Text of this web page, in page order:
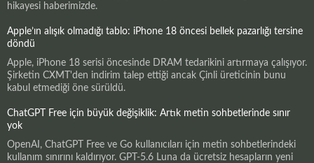
hikayesi haberimizde.
Apple’ın alışık olmadığı tablo: iPhone 18 öncesi bellek pazarlığı tersine
döndü
Apple, iPhone 18 serisi öncesinde DRAM tedarikini artırmaya çalışıyor.
Şirketin CXMT'den indirim talep ettiği ancak Çinli üreticinin bunu
kabul etmediği öne sürüldü.
ChatGPT Free için büyük değişiklik: Artık metin sohbetlerinde sınır
yok
OpenAI, ChatGPT Free ve Go kullanıcıları için metin sohbetlerindeki
kullanım sınırını kaldırıyor. GPT-5.6 Luna da ücretsiz hesapların yeni